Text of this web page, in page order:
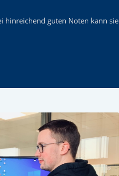
hinreichend guten Noten kann sie